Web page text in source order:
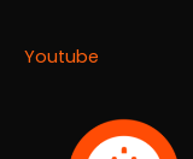
Youtube